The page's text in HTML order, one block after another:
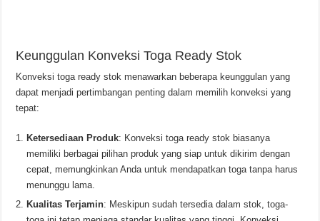
Keunggulan Konveksi Toga Ready Stok
Konveksi toga ready stok menawarkan beberapa keunggulan yang
dapat menjadi pertimbangan penting dalam memilih konveksi yang
tepat:
Ketersediaan Produk: Konveksi toga ready stok biasanya
memiliki berbagai pilihan produk yang siap untuk dikirim dengan
cepat, memungkinkan Anda untuk mendapatkan toga tanpa harus
menunggu lama.
Kualitas Terjamin: Meskipun sudah tersedia dalam stok, toga-